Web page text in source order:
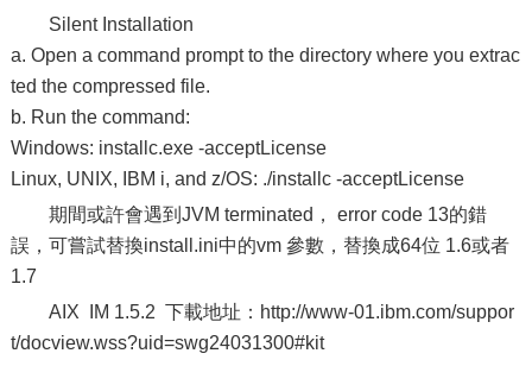
Silent Installation
a. Open a command prompt to the directory where you extrac
ted the compressed file.
b. Run the command:
Windows: installc.exe -acceptLicense
Linux, UNIX, IBM i, and z/OS: ./installc -acceptLicense
期間或許會遇到JVM terminated， error code 13的錯
誤，可嘗試替換install.ini中的vm 參數，替換成64位 1.6或者
1.7
AIX IM 1.5.2 下載地址：http://www-01.ibm.com/suppor
t/docview.wss?uid=swg24031300#kit